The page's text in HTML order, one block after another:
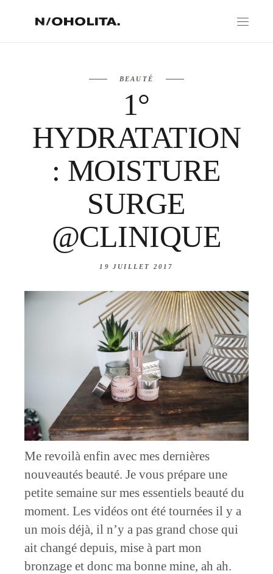
BEAUTÉ
1°
HYDRATATION
: MOISTURE
SURGE
@CLINIQUE
19 JUILLET 2017
Me revoilà enfin avec mes dernières
nouveautés beauté. Je vous prépare une
petite semaine sur mes essentiels beauté du
moment. Les vidéos ont été tournées il y a
un mois déjà, il n’y a pas grand chose qui
ait changé depuis, mise à part mon
bronzage et donc ma bonne mine, ah ah.